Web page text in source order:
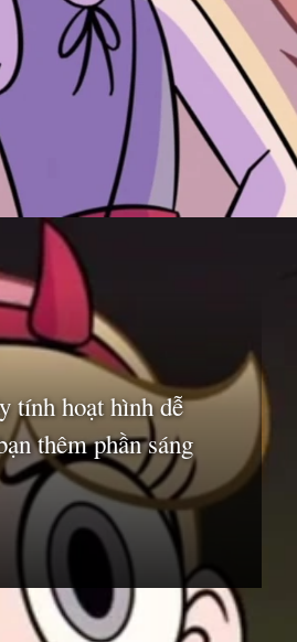
avatar-hoat-hinh
tính hoạt hình dễ
thêm phần sáng